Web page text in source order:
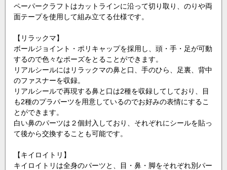
ペーパークラフトはカットラインに沿って切り取り、のりや両
面テープを使用して組み立てる仕様です。
【リラックマ】
ボールジョイント・ポリキャップを採用し、頭・手・足が可動
するので色々なポーズをとることができます。
リアルシールにはリラックマの鼻と口、手のひら、足裏、背中
のファスナーを収録。
リアルシールで再現する鼻と口は2種を収録してしており、目
も2種のプラパーツを用意しているのでお好みの表情にするこ
とができます。
白い鼻のパーツは２個封入しており、それぞれにシールを貼っ
て後から交換することも可能です。
【キイロイトリ】
キイロイトリは全身のパーツと、目・鼻・脚をそれぞれ別パー